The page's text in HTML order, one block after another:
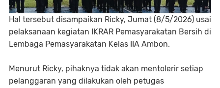
Hal tersebut disampaikan Ricky, Jumat (8/5/2026) usai
pelaksanaan kegiatan IKRAR Pemasyarakatan Bersih di
Lembaga Pemasyarakatan Kelas IIA Ambon.
Menurut Ricky, pihaknya tidak akan mentolerir setiap
pelanggaran yang dilakukan oleh petugas